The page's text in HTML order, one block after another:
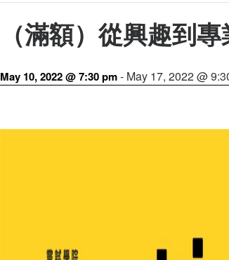
（滿額）從興趣到
May 10, 2022 @ 7:30 pm- May 17, 2022 @